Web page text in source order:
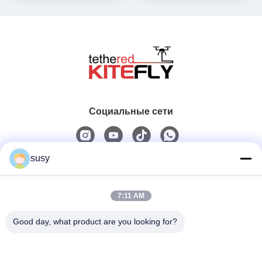
Социальные сети
0086-19952400441
susy
7:11 AM
Good day, what product are you looking for?